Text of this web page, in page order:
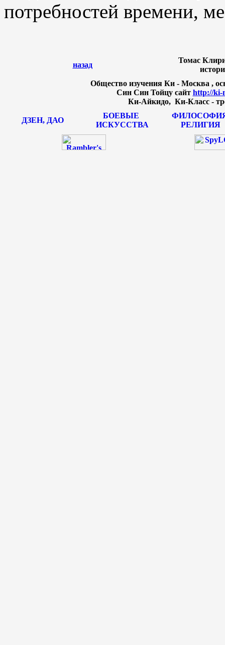
потребностей времени,
назад
Томас
Общество изучения Ки - Москва ,
Син Син Тойцу сайт http://ki-
Ки-Айкидо, Ки-Класс -
ДЗЕН, ДАО
БОЕВЫЕ
ИСКУССТВА
РЕЛИГИЯ